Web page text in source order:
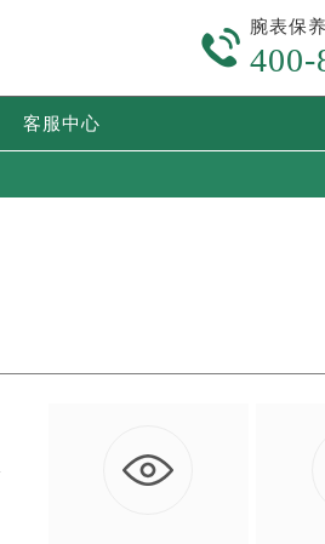

腕表保
400-
客服中心